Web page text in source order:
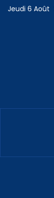
Jeudi 6 Août